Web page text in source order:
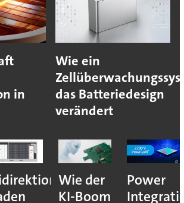
in
Wie ein
das Batteriedesign
verändert
Wie der
KI-Boom
Power